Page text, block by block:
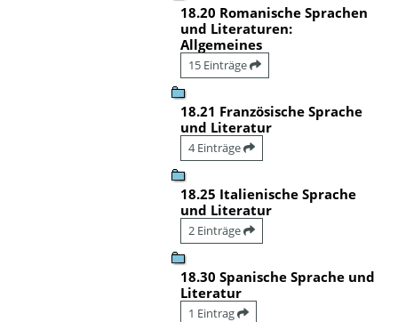
18.20 Romanische Sprachen
und Literaturen:
Allgemeines
15 Einträge
18.21 Französische Sprache
und Literatur
4 Einträge
18.25 Italienische Sprache
und Literatur
2 Einträge
18.30 Spanische Sprache und
Literatur
1 Eintrag